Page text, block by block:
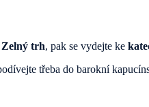
Zelný trh, pak se vydejte ke
třeba do barokní